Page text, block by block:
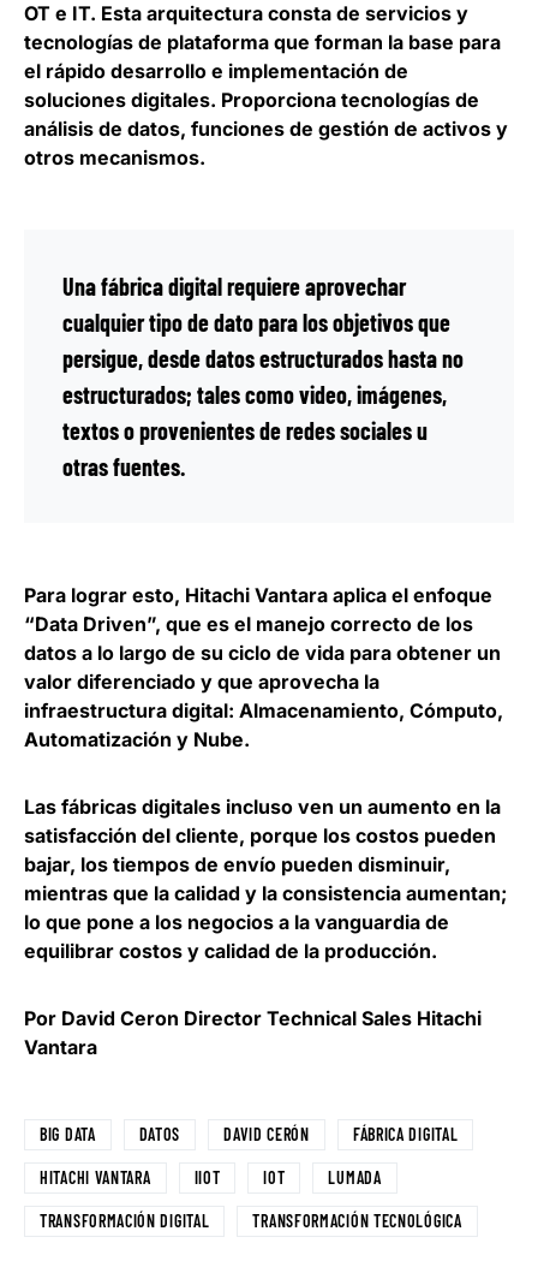
OT e IT. Esta arquitectura consta de servicios y
tecnologías de plataforma que forman la base para
el rápido desarrollo e implementación de
soluciones digitales. Proporciona tecnologías de
análisis de datos, funciones de gestión de activos y
otros mecanismos.
Una fábrica digital requiere aprovechar
cualquier tipo de dato para los objetivos que
persigue, desde datos estructurados hasta no
estructurados; tales como video, imágenes,
textos o provenientes de redes sociales u
otras fuentes.
Para lograr esto, Hitachi Vantara aplica el enfoque
“Data Driven”, que es el manejo correcto de los
datos a lo largo de su ciclo de vida para obtener un
valor diferenciado y que aprovecha la
infraestructura digital: Almacenamiento, Cómputo,
Automatización y Nube.
Las fábricas digitales incluso ven un aumento en la
satisfacción del cliente, porque los costos pueden
bajar, los tiempos de envío pueden disminuir,
mientras que la calidad y la consistencia aumentan;
lo que pone a los negocios a la vanguardia de
equilibrar costos y calidad de la producción.
Por David Ceron Director Technical Sales Hitachi
Vantara
BIG DATA DATOS DAVID CERÓN FÁBRICA DIGITAL
HITACHI VANTARA IIOT IOT LUMADA
TRANSFORMACIÓN DIGITAL TRANSFORMACIÓN TECNOLÓGICA